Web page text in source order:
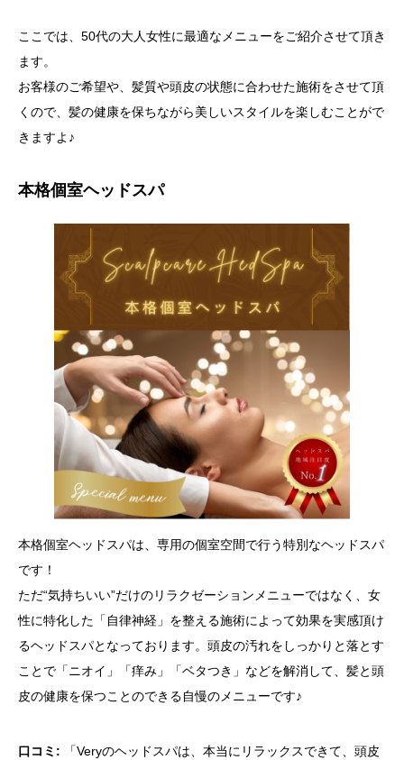
ここでは、50代の大人女性に最適なメニューをご紹介させて頂き
ます。
お客様のご希望や、髪質や頭皮の状態に合わせた施術をさせて頂
くので、髪の健康を保ちながら美しいスタイルを楽しむことがで
きますよ♪
本格個室ヘッドスパ
本格個室ヘッドスパは、専用の個室空間で行う特別なヘッドスパ
です！
ただ“気持ちいい”だけのリラクゼーションメニューではなく、女
性に特化した「自律神経」を整える施術によって効果を実感頂け
るヘッドスパとなっております。頭皮の汚れをしっかりと落とす
ことで「ニオイ」「痒み」「ベタつき」などを解消して、髪と頭
皮の健康を保つことのできる自慢のメニューです♪
口コミ: 「Veryのヘッドスパは、本当にリラックスできて、頭皮